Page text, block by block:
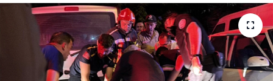
Magazin
Manşet Altı